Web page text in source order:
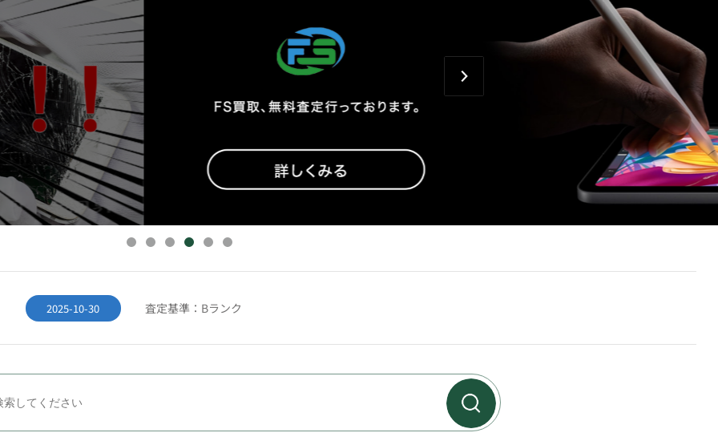
2025-06-06 佐川急便・着払いキャンペーン
2026-05-07 GW休業のお知らせ:5月2日～6日
2025-11-17 【重要なお知らせ】2025年11月サイトリニューアルについて
2025-10-30 査定基準：Cランク
2025-10-30 査定基準：Bランク
2025-10-30 査定基準：Aランク
2025-06-06 佐川急便・着払いキャンペーン